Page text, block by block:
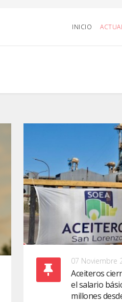
INICIO
07 Noviembre
Aceiteros
el salario
millones